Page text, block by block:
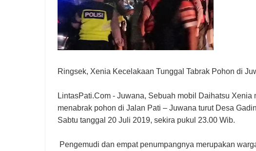
Ringsek, Xenia Kecelakaan Tunggal Tabrak Pohon di
LintasPati.Com - Juwana, Sebuah mobil Daihatsu
menabrak pohon di Jalan Pati – Juwana turut Desa
Sabtu tanggal 20 Juli 2019, sekira pukul 23.00 Wib.
Pengemudi dan empat penumpangnya merupakan